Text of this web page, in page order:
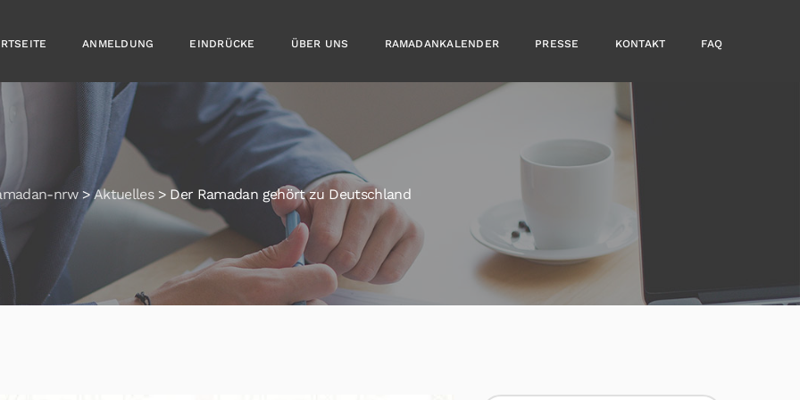
ANMELDUNG EINDRÜCKE ÜBER UNS RAMADANKALENDER PRESSE KONTAKT FAQ
nrw>Aktuelles> Der Ramadan gehört zu Deutschland